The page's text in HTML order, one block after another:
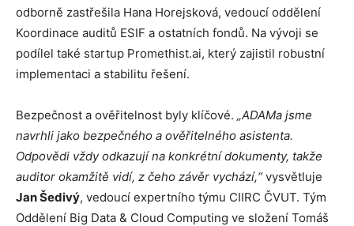
odborně zastřešila Hana Horejsková, vedoucí oddělení
Koordinace auditů ESIF a ostatních fondů. Na vývoji se
podílel také startup Promethist.ai, který zajistil robustní
implementaci a stabilitu řešení.
Bezpečnost a ověřitelnost byly klíčové. „ADAMa jsme
navrhli jako bezpečného a ověřitelného asistenta.
Odpovědi vždy odkazují na konkrétní dokumenty, takže
auditor okamžitě vidí, z čeho závěr vychází,“vysvětluje
Jan Šedivý, vedoucí expertního týmu CIIRC ČVUT. Tým
Oddělení Big Data & Cloud Computing ve složení Tomáš